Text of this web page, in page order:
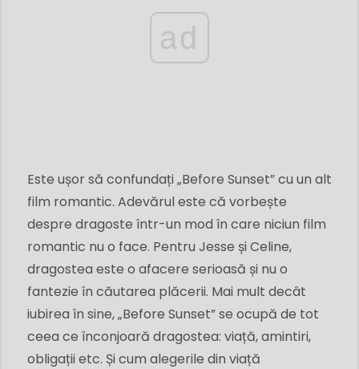
ad
Este ușor să confundați „Before Sunset” cu un alt
film romantic. Adevărul este că vorbește
despre dragoste într-un mod în care niciun film
romantic nu o face. Pentru Jesse și Celine,
dragostea este o afacere serioasă și nu o
fantezie în căutarea plăcerii. Mai mult decât
iubirea în sine, „Before Sunset” se ocupă de tot
ceea ce înconjoară dragostea: viață, amintiri,
obligații etc. Și cum alegerile din viață